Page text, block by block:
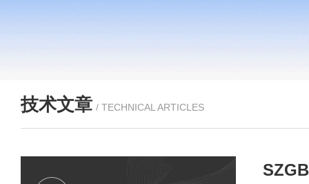
技术文章 / TECHNICAL ARTICLES